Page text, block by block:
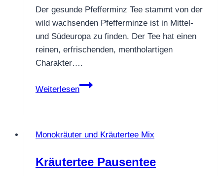
Der gesunde Pfefferminz Tee stammt von der
wild wachsenden Pfefferminze ist in Mittel-
und Südeuropa zu finden. Der Tee hat einen
reinen, erfrischenden, mentholartigen
Charakter….
Weiterlesen
KRÄUTERTEE
Monokräuter und Kräutertee Mix
Kräutertee Pausentee